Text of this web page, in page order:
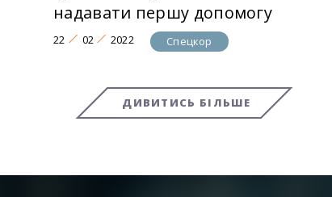
надавати першу допомогу
22 02 2022 Спецкор
ДИВИТИСЬ БІЛЬШЕ